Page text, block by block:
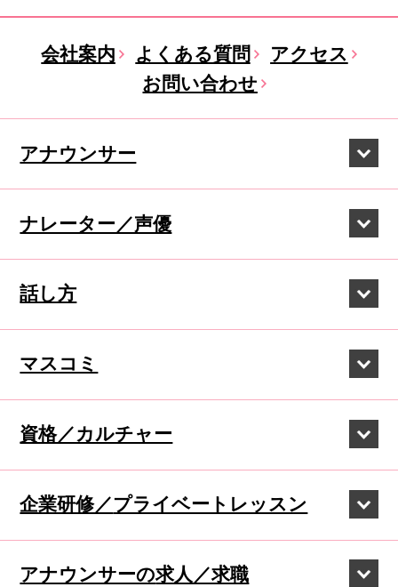
会社案内 よくある質問
アクセス
お問い合わせ
アナウンサー
ナレーター／声優
話し方
マスコミ
資格／カルチャー
企業研修／プライベートレッスン
アナウンサーの求人／求職